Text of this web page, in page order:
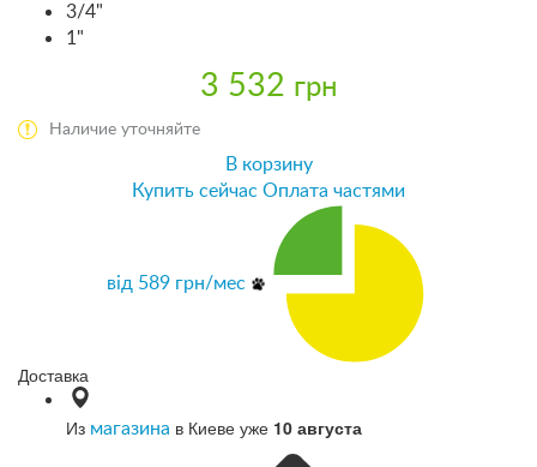
3/4"
1"
3 532 грн
Наличие уточняйте
В корзину
Купить сейчас Оплата частями
від 589 грн/мес
Доставка
Из магазина в Киеве уже 10 августа